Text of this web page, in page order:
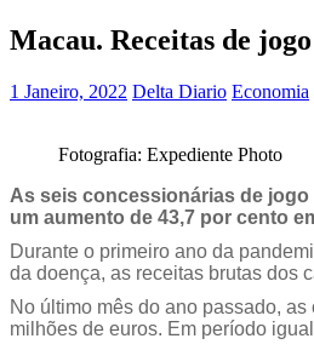
Macau. Receitas de
1 Janeiro, 2022 Delta Diario Economia
Fotografia: Expediente Photo
As seis concessionárias de jogo
um aumento de 43,7 por cento
Durante o primeiro ano da
da doença, as receitas brutas dos
No último mês do ano passado,
milhões de euros. Em período